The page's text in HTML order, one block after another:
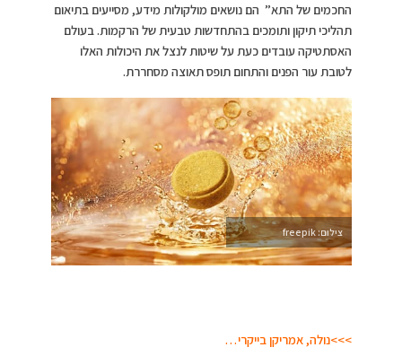
החכמים של התא” הם נושאים מולקולות מידע, מסייעים בתיאום
תהליכי תיקון ותומכים בהתחדשות טבעית של הרקמות. בעולם
האסתטיקה עובדים כעת על שיטות לנצל את היכולות האלו
לטובת עור הפנים והתחום תופס תאוצה מסחררת.
צילום: freepik
>>>נולה, אמריקן בייקרי…